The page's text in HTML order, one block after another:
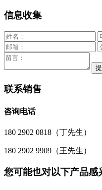
信息收集
联系销售
咨询电话
180 2902 0818（丁先生）
180 2902 9909（王先生）
您可能也对以下产品感